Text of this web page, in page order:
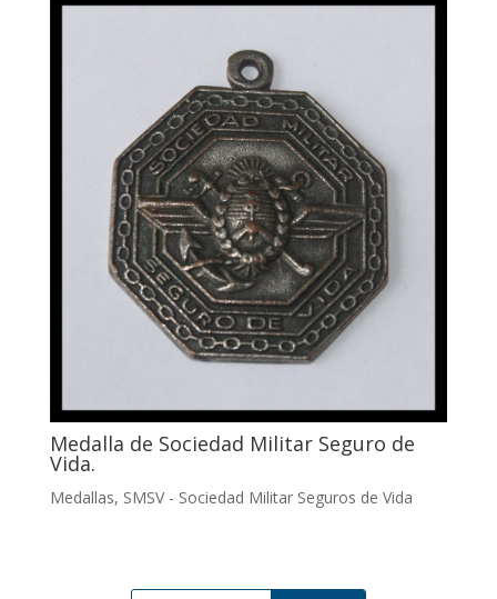
Medalla de Sociedad Militar Seguro de
Vida.
Medallas, SMSV - Sociedad Militar Seguros de Vida